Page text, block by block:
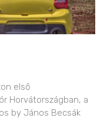
első
Horvátországban, a
by János Becsák